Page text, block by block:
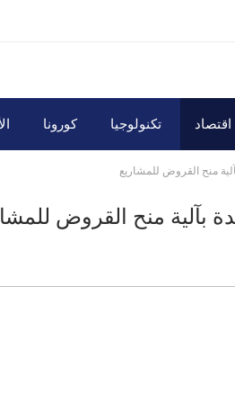
اقتصاد تكنولوجيا كورونا
منح القروض للمشاريع
بآلية منح القروض